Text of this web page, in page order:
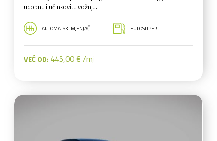
udobnu i učinkovitu vožnju.
AUTOMATSKI MJENJAČ EUROSUPER
VEĆ OD: 445,00 € /mj